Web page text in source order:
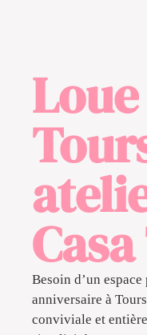
Besoin d’un
anniversaire à
conviviale et